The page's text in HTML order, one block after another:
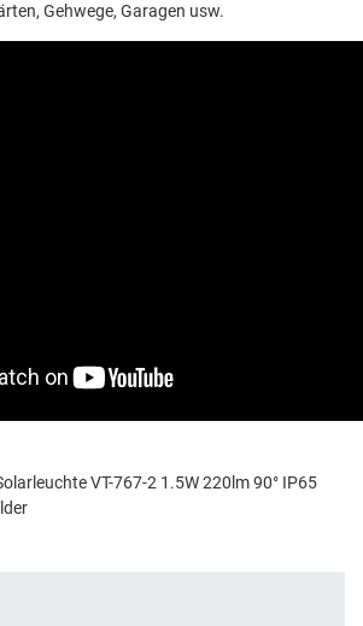
Gehwege, Garagen usw.
VT-767-2 1.5W 220lm 90° IP65